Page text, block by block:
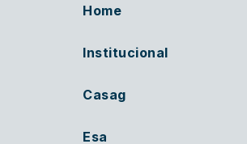
Home
Institucional
Casag
Esa